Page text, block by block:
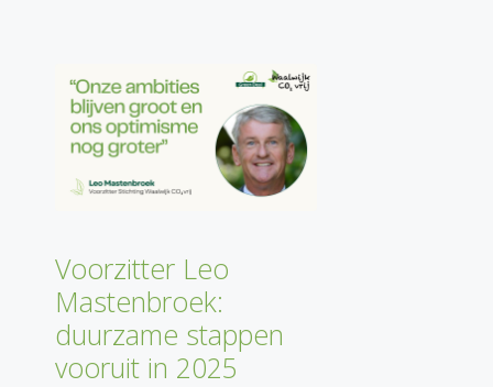
Voorzitter Leo
Mastenbroek:
duurzame stappen
vooruit in 2025